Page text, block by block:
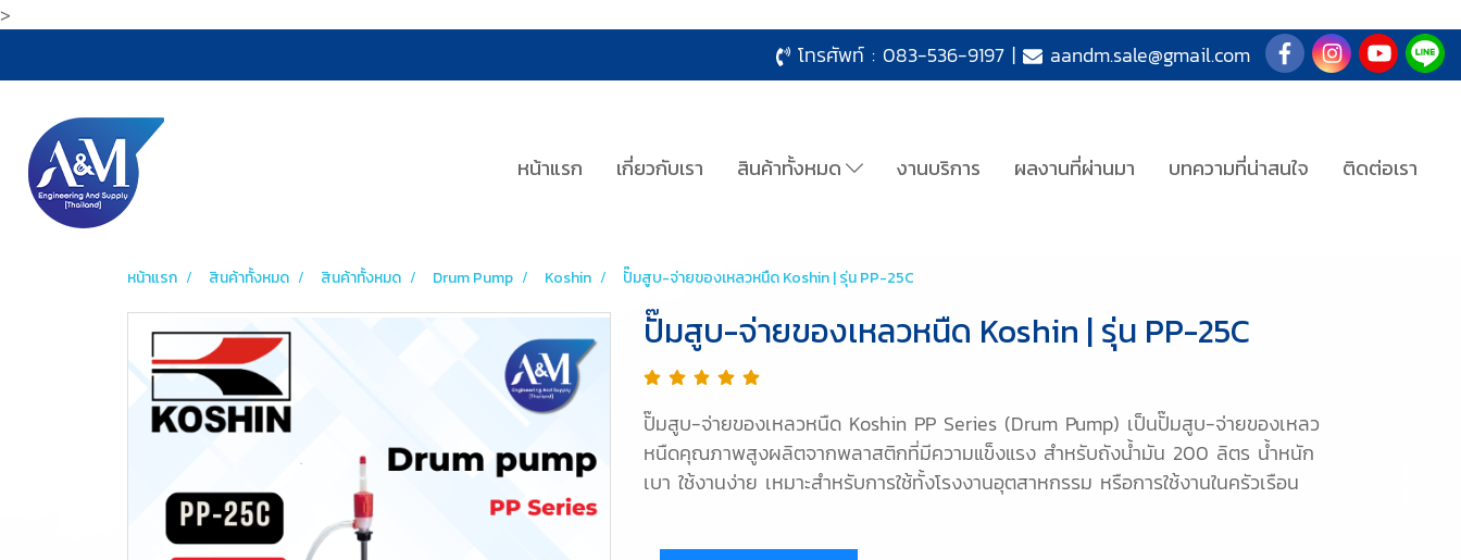
>
โทรศัพท์ : 083-536-9197 | aandm.sale@gmail.com
หน้าแรก เกี่ยวกับเรา สินค้าทั้งหมด งานบริการ ผลงานที่ผ่านมา บทความที่น่าสนใจ ติดต่อเรา
หน้าแรก สินค้าทั้งหมด สินค้าทั้งหมด Drum Pump Koshin ปั๊มสูบ-จ่ายของเหลวหนืด Koshin | รุ่น PP-25C
ปั๊มสูบ-จ่ายของเหลวหนืด Koshin | รุ่น PP-25C
ปั๊มสูบ-จ่ายของเหลวหนืด Koshin PP Series (Drum Pump) เป็นปั๊มสูบ-จ่ายของเหลว
หนืดคุณภาพสูงผลิตจากพลาสติกที่มีความแข็งแรง สำหรับถังน้ำมัน 200 ลิตร น้ำหนัก
เบา ใช้งานง่าย เหมาะสำหรับการใช้ทั้งโรงงานอุตสาหกรรม หรือการใช้งานในครัวเรือน